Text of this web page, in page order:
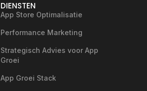
DIENSTEN
App Store Optimalisatie
Performance Marketing
Strategisch Advies voor App
Groei
App Groei Stack